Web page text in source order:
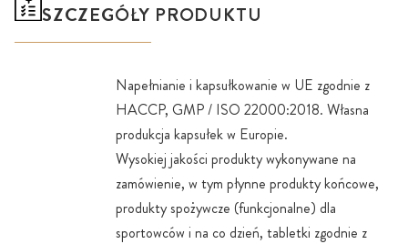
SZCZEGÓŁY PRODUKTU
Napełnianie i kapsułkowanie w UE zgodnie z
HACCP, GMP / ISO 22000:2018. Własna
produkcja kapsułek w Europie.
Wysokiej jakości produkty wykonywane na
zamówienie, w tym płynne produkty końcowe,
produkty spożywcze (funkcjonalne) dla
sportowców i na co dzień, tabletki zgodnie z